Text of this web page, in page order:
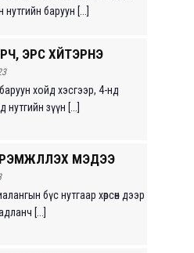
баруун [...]
ЭРС ХҮЙТЭРНЭ
хойд хэсгээр, 4-нд
нутгийн зүүн [...]
МЭДЭЭ
бүс нутгаар хөрсөн дээр
[...]